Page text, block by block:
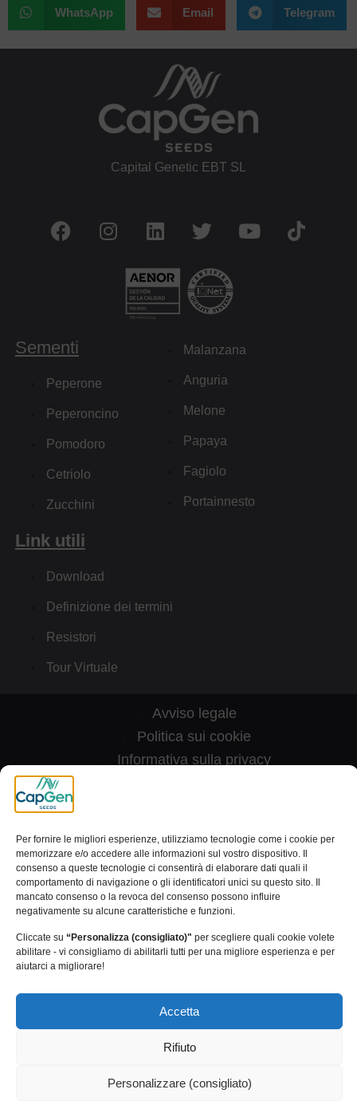
Per fornire le migliori esperienze, utilizziamo tecnologie come i cookie per
memorizzare e/o accedere alle informazioni sul vostro dispositivo. Il
consenso a queste tecnologie ci consentirà di elaborare dati quali il
comportamento di navigazione o gli identificatori unici su questo sito. Il
mancato consenso o la revoca del consenso possono influire
negativamente su alcune caratteristiche e funzioni.
Cliccate su “Personalizza (consigliato)" per scegliere quali cookie volete
abilitare - vi consigliamo di abilitarli tutti per una migliore esperienza e per
aiutarci a migliorare!
Accetta
Rifiuto
Personalizzare (consigliato)
WhatsApp Email Telegram
Capital Genetic EBT SL
Sementi
Peperone
Peperoncino
Pomodoro
Cetriolo
Zucchini
Malanzana
Anguria
Melone
Papaya
Fagiolo
Portainnesto
Link utili
Download
Definizione dei termini
Resistori
Tour Virtuale
Avviso legale
Politica sui cookie
Informativa sulla privacy
© 2024 Capital Genetic EBT SL | Tutti i diritti riservati